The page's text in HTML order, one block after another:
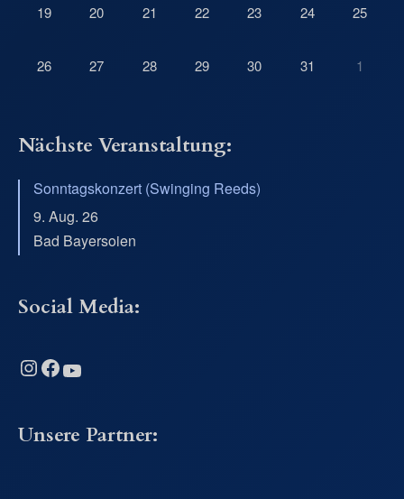
19 20 21 22 23 24 25
26 27 28 29 30 31 1
Nächste Veranstaltung:
Sonntagskonzert (Swinging Reeds)
9. Aug. 26
Bad Bayersoien
Social Media:
Instagram Facebook YouTube
Unsere Partner: